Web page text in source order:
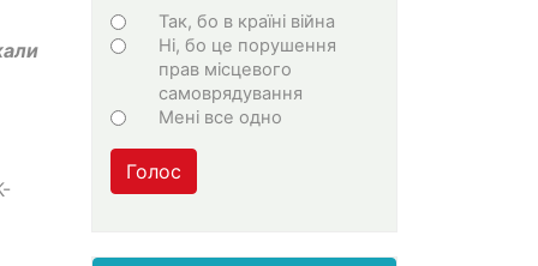
Choices
Так, бо в країні війна
Ні, бо це порушення
прав місцевого
самоврядування
Мені все одно
Голос